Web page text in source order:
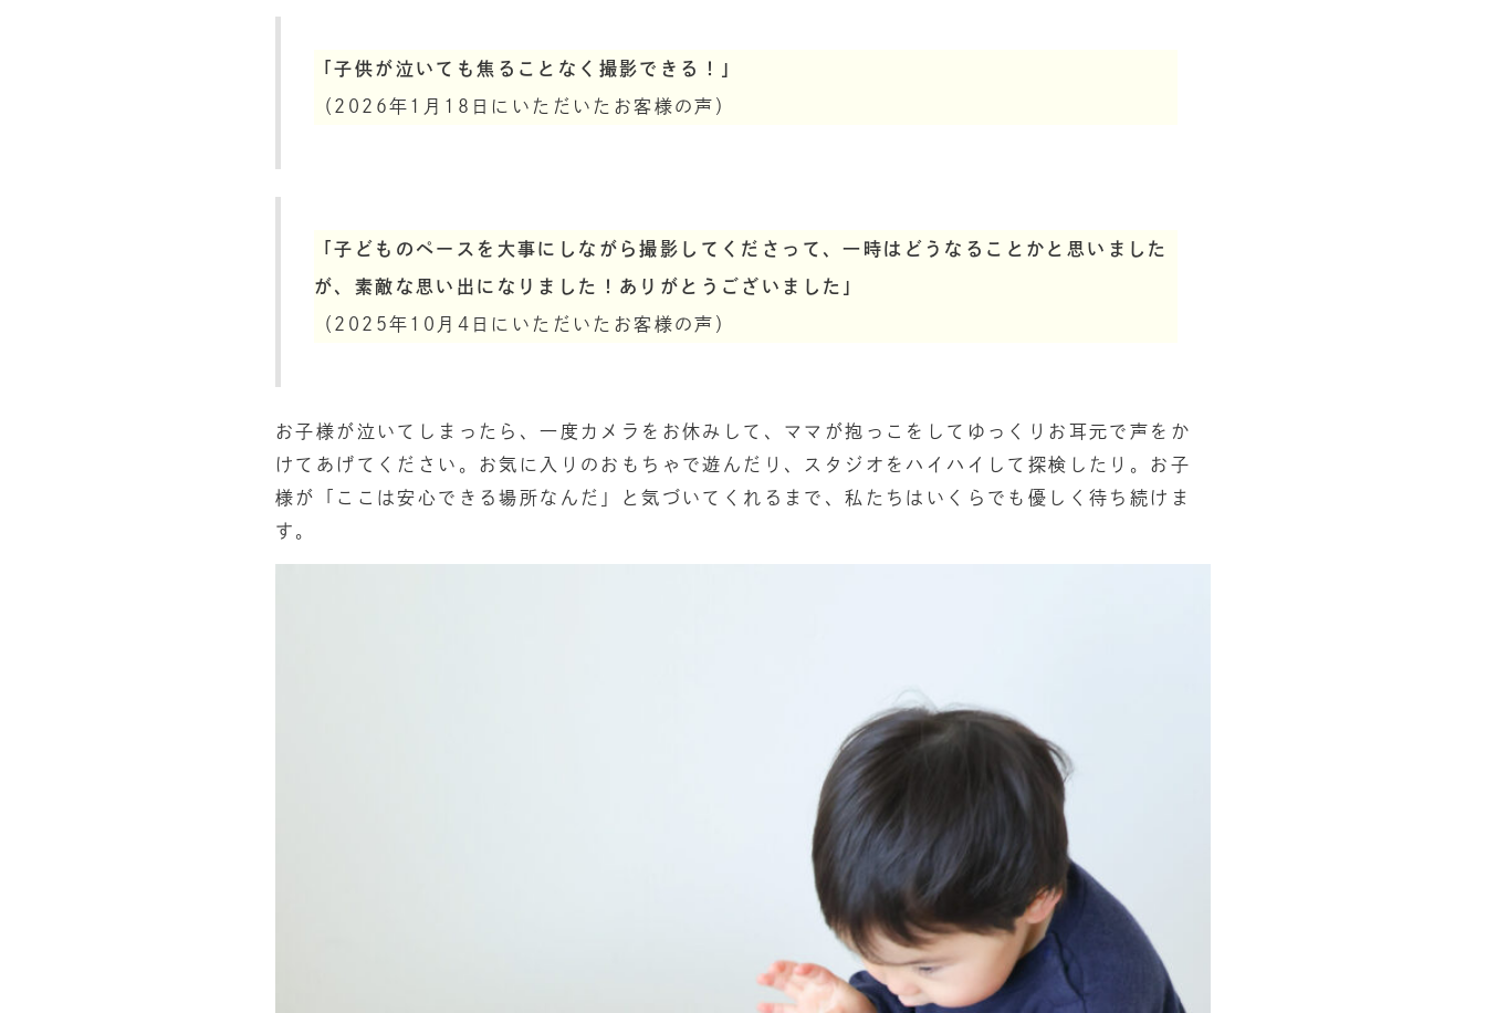
「子供が泣いても焦ることなく撮影できる！」
（2026年1月18日にいただいたお客様の声）
「子どものペースを大事にしながら撮影してくださって、一時はどうなることかと思いました
が、素敵な思い出になりました！ありがとうございました」
（2025年10月4日にいただいたお客様の声）
お子様が泣いてしまったら、一度カメラをお休みして、ママが抱っこをしてゆっくりお耳元で声をか
けてあげてください。お気に入りのおもちゃで遊んだり、スタジオをハイハイして探検したり。お子
様が「ここは安心できる場所なんだ」と気づいてくれるまで、私たちはいくらでも優しく待ち続けま
す。